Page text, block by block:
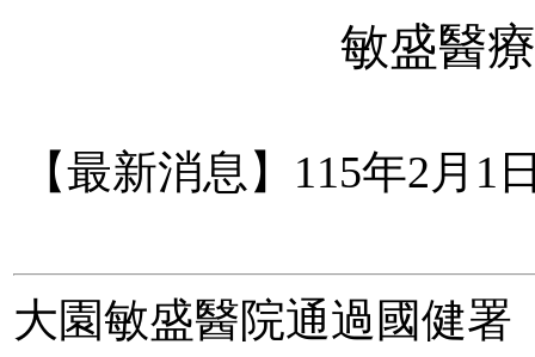
敏盛醫
【最新消息】115年2月
大園敏盛醫院通過國健